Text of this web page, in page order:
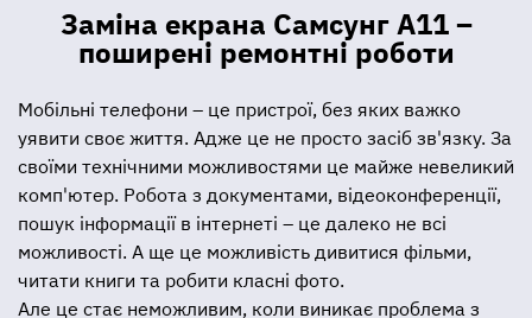
Заміна екрана Самсунг А11 –
поширені ремонтні роботи
Мобільні телефони – це пристрої, без яких важко
уявити своє життя. Адже це не просто засіб зв'язку. За
своїми технічними можливостями це майже невеликий
комп'ютер. Робота з документами, відеоконференції,
пошук інформації в інтернеті – це далеко не всі
можливості. А ще це можливість дивитися фільми,
читати книги та робити класні фото.
Але це стає неможливим, коли виникає проблема з